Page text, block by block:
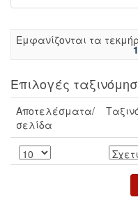
Eμφανίζονται τα
1
Επιλογές
Αποτελέσματα/
σελίδα